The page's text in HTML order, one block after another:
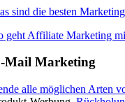
sind die besten
geht Affiliate Marketing
Mail Marketing
alle möglichen Arten